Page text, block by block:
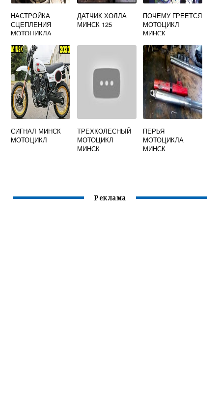
НАСТРОЙКА
СЦЕПЛЕНИЯ
МОТОЦИКЛА
ДАТЧИК ХОЛЛА
МИНСК 125
ПОЧЕМУ ГРЕЕТСЯ
МОТОЦИКЛ
МИНСК
СИГНАЛ МИНСК
МОТОЦИКЛ
ТРЕХКОЛЕСНЫЙ
МОТОЦИКЛ
МИНСК
ПЕРЬЯ
МОТОЦИКЛА
МИНСК
Реклама